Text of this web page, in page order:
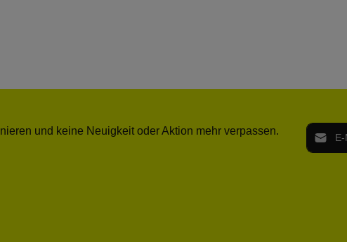
und keine Neuigkeit oder Aktion mehr verpassen. E-Mail-